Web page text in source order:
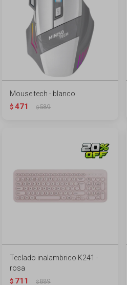
Mouse tech - blanco
$ 471 $589
Teclado inalambrico K241 -
rosa
$ 711 $889